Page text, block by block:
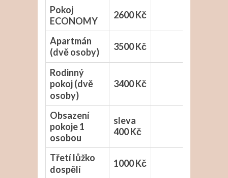
Pokoj
ECONOMY
2600 Kč
Apartmán
(dvě osoby)
3500 Kč
Rodinný
pokoj (dvě
osoby)
3400 Kč
Obsazení
pokoje 1
osobou
sleva
400 Kč
Třetí lůžko
dospělí
1000 Kč